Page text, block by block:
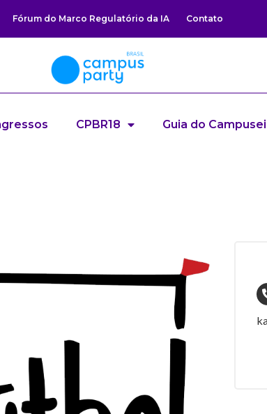
Fórum do Marco Regulatório da IA Contato
CPBR18 Guia do